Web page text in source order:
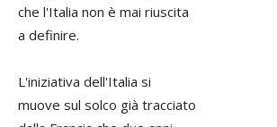
che l'Italia non è mai riuscita
a definire.
L'iniziativa dell'Italia si
muove sul solco già tracciato